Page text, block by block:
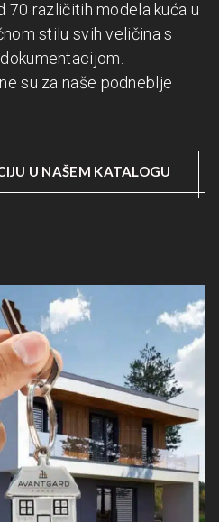
70 različitih modela kuća u
stilu svih veličina s
su za naše podneblje
U NAŠEM KATALOGU